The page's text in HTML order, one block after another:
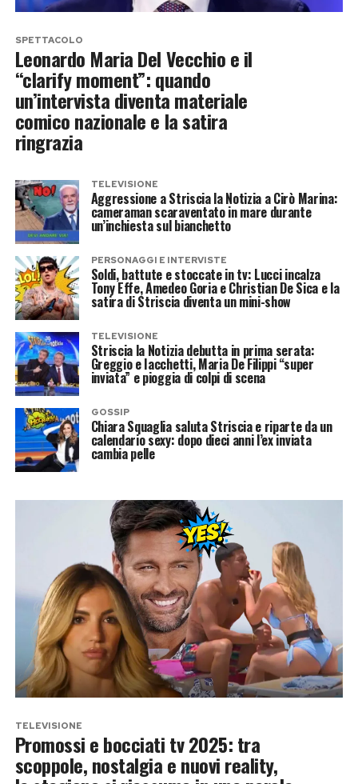
SPETTACOLO
Leonardo Maria Del Vecchio e il
“clarify moment”: quando
un’intervista diventa materiale
comico nazionale e la satira
ringrazia
TELEVISIONE
Aggressione a Striscia la Notizia a Cirò Marina:
cameraman scaraventato in mare durante
un’inchiesta sul bianchetto
PERSONAGGI E INTERVISTE
Soldi, battute e stoccate in tv: Lucci incalza
Tony Effe, Amedeo Goria e Christian De Sica e la
satira di Striscia diventa un mini-show
TELEVISIONE
Striscia la Notizia debutta in prima serata:
Greggio e Iacchetti, Maria De Filippi “super
inviata” e pioggia di colpi di scena
GOSSIP
Chiara Squaglia saluta Striscia e riparte da un
calendario sexy: dopo dieci anni l’ex inviata
cambia pelle
TELEVISIONE
Promossi e bocciati tv 2025: tra
scoppole, nostalgia e nuovi reality,